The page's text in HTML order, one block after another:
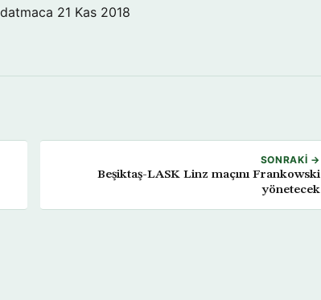
21 Kas 2018
SONRAKI →
Beşiktaş-LASK Linz maçını Frankowski
yönetecek